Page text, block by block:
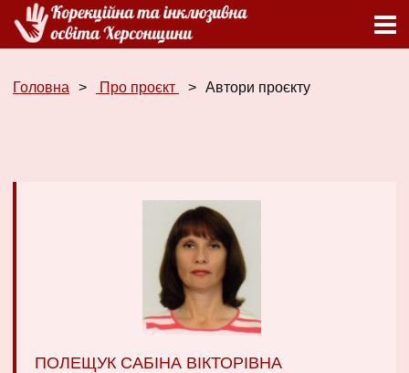
Головна Про проєкт Автори проєкту
ПОЛЕЩУК САБІНА ВІКТОРІВНА